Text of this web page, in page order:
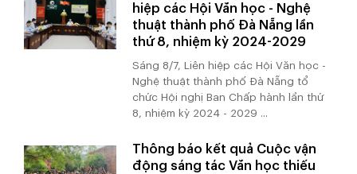
hiệp các Hội Văn học - Nghệ
thuật thành phố Đà Nẵng lần
thứ 8, nhiệm kỳ 2024-2029
Sáng 8/7, Liên hiệp các Hội Văn học -
Nghệ thuật thành phố Đà Nẵng tổ
chức Hội nghị Ban Chấp hành lần thứ
8, nhiệm kỳ 2024 - 2029 ...
Thông báo kết quả Cuộc vận
động sáng tác Văn học thiếu